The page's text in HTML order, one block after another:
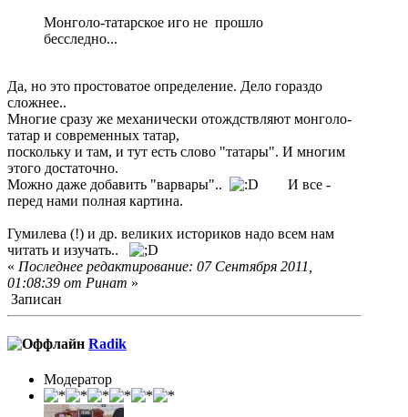
Монголо-татарское иго не прошло
бесследно...
Да, но это простоватое определение. Дело гораздо
сложнее..
Многие сразу же механически отождствляют монголо-
татар и современных татар,
поскольку и там, и тут есть слово "татары". И многим
этого достаточно.
Можно даже добавить "варвары"..
И все -
перед нами полная картина.
Гумилева (!) и др. великих историков надо всем нам
читать и изучать..
« Последнее редактирование: 07 Сентября 2011,
01:08:39 от Ринат »
Записан
Radik
Модератор